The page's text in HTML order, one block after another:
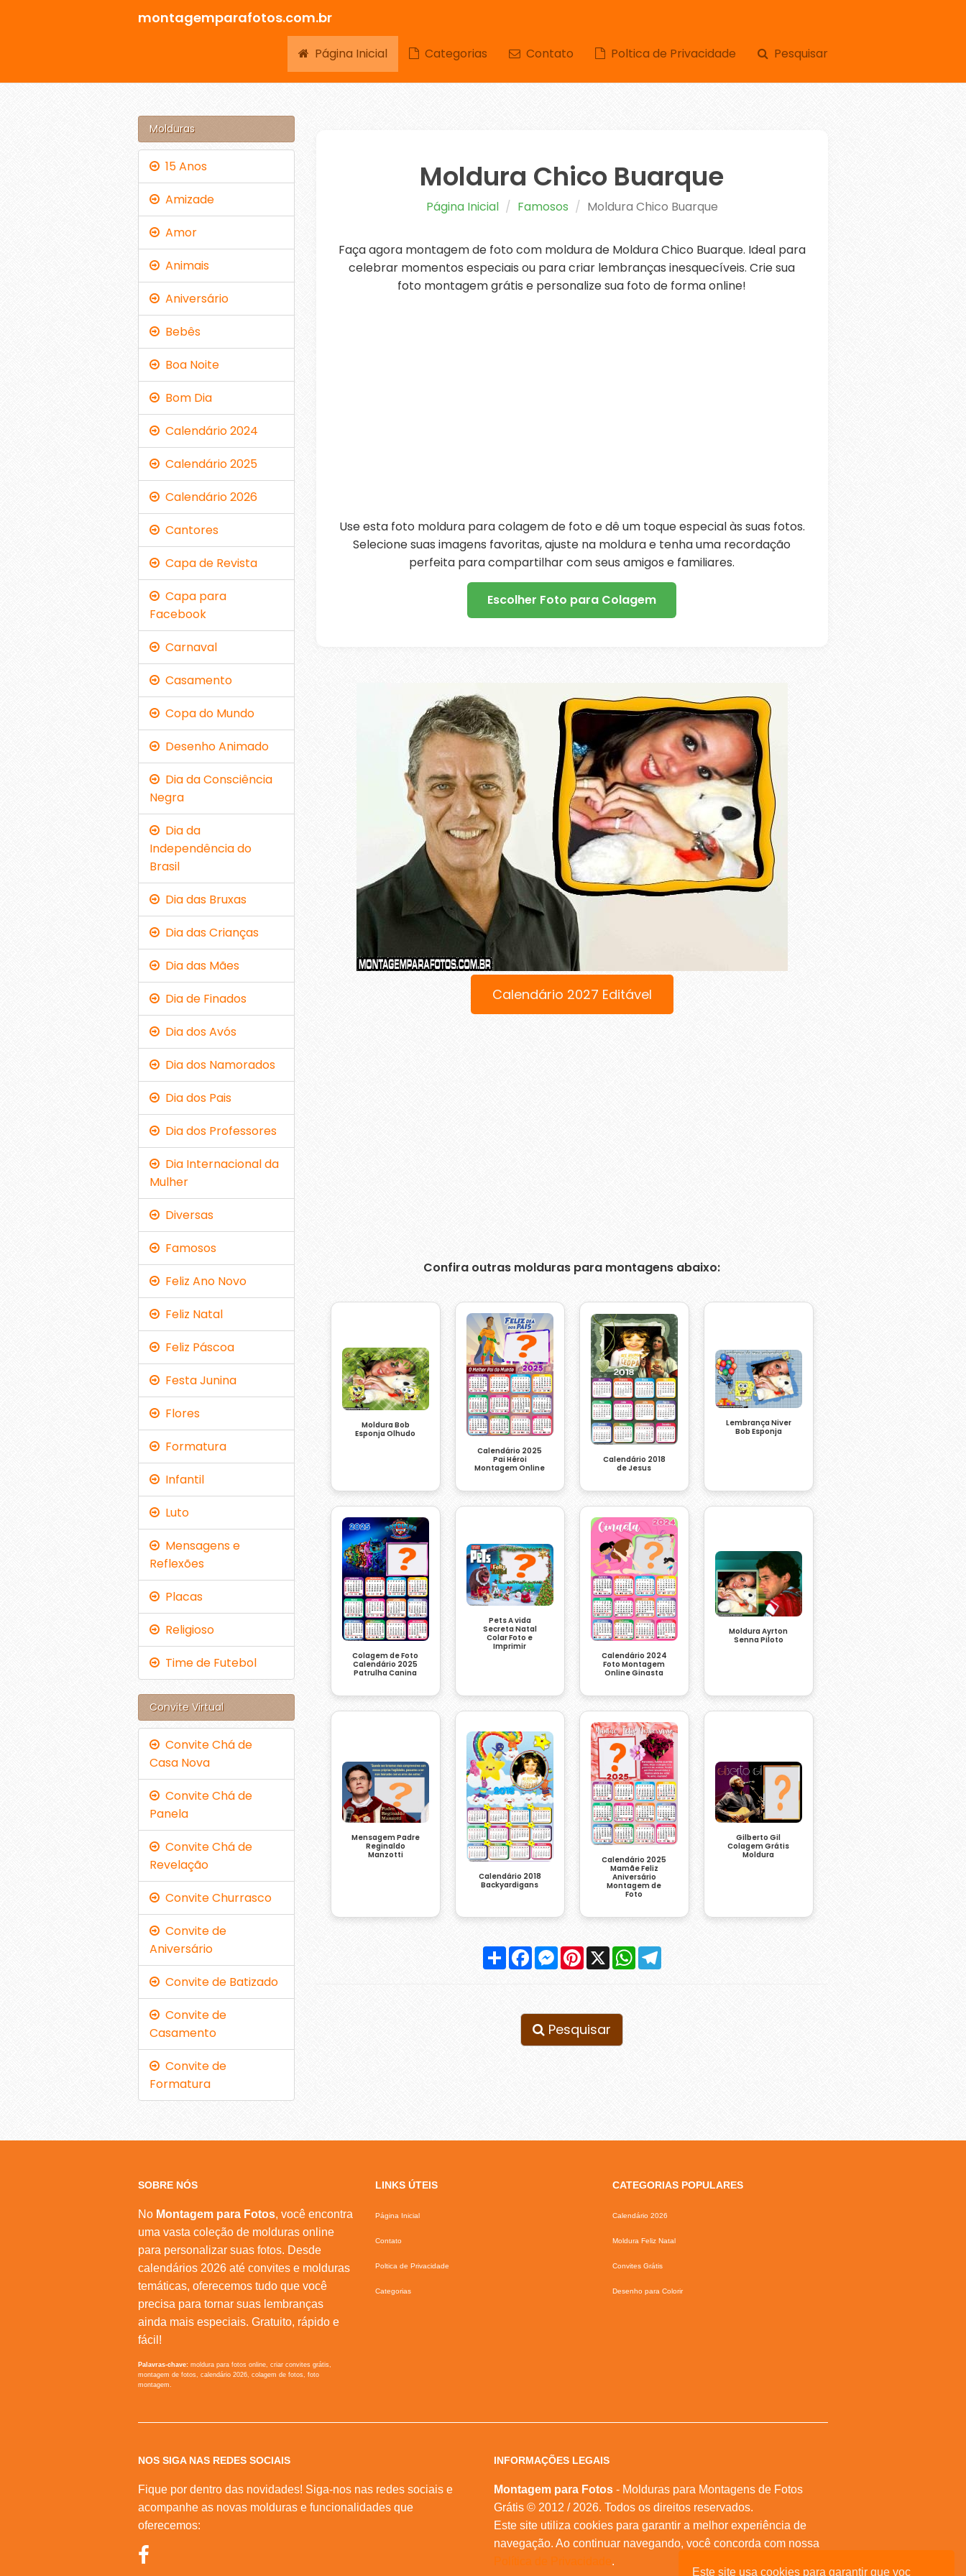
Este site usa cookies para garantir que voc
montagemparafotos.com.br
Página Inicial Categorias Contato Poltica de Privacidade Pesquisar
Moldura Chico Buarque
Página Inicial Famosos Moldura Chico Buarque
Faça agora montagem de foto com moldura de Moldura Chico Buarque. Ideal para
celebrar momentos especiais ou para criar lembranças inesquecíveis. Crie sua
foto montagem grátis e personalize sua foto de forma online!
Use esta foto moldura para colagem de foto e dê um toque especial às suas fotos.
Selecione suas imagens favoritas, ajuste na moldura e tenha uma recordação
perfeita para compartilhar com seus amigos e familiares.
Escolher Foto para Colagem
Calendário 2027 Editável
Confira outras molduras para montagens abaixo:
Moldura Bob
Esponja Olhudo
Calendário 2025
Pai Héroi
Montagem Online
Calendário 2018
de Jesus
Lembrança Niver
Bob Esponja
Colagem de Foto
Calendário 2025
Patrulha Canina
Pets A vida
Secreta Natal
Colar Foto e
Imprimir
Calendário 2024
Foto Montagem
Online Ginasta
Moldura Ayrton
Senna Piloto
Mensagem Padre
Reginaldo
Manzotti
Calendário 2018
Backyardigans
Calendário 2025
Mamãe Feliz
Aniversário
Montagem de
Foto
Gilberto Gil
Colagem Grátis
Moldura
Compartilhar
FacebookMessenger
Pinterest
X WhatsAppTelegram
Pesquisar
Molduras
15 Anos
Amizade
Amor
Animais
Aniversário
Bebês
Boa Noite
Bom Dia
Calendário 2024
Calendário 2025
Calendário 2026
Cantores
Capa de Revista
Capa para
Facebook
Carnaval
Casamento
Copa do Mundo
Desenho Animado
Dia da Consciência
Negra
Dia da
Independência do
Brasil
Dia das Bruxas
Dia das Crianças
Dia das Mães
Dia de Finados
Dia dos Avós
Dia dos Namorados
Dia dos Pais
Dia dos Professores
Dia Internacional da
Mulher
Diversas
Famosos
Feliz Ano Novo
Feliz Natal
Feliz Páscoa
Festa Junina
Flores
Formatura
Infantil
Luto
Mensagens e
Reflexões
Placas
Religioso
Time de Futebol
Convite Virtual
Convite Chá de
Casa Nova
Convite Chá de
Panela
Convite Chá de
Revelação
Convite Churrasco
Convite de
Aniversário
Convite de Batizado
Convite de
Casamento
Convite de
Formatura
SOBRE NÓS
No Montagem para Fotos, você encontra
uma vasta coleção de molduras online
para personalizar suas fotos. Desde
calendários 2026 até convites e molduras
temáticas, oferecemos tudo que você
precisa para tornar suas lembranças
ainda mais especiais. Gratuito, rápido e
fácil!
Palavras-chave: moldura para fotos online, criar convites grátis,
montagem de fotos, calendário 2026, colagem de fotos, foto
montagem.
LINKS ÚTEIS
Página Inicial
Contato
Poltica de Privacidade
Categorias
CATEGORIAS POPULARES
Calendário 2026
Moldura Feliz Natal
Convites Grátis
Desenho para Colorir
NOS SIGA NAS REDES SOCIAIS
Fique por dentro das novidades! Siga-nos nas redes sociais e
acompanhe as novas molduras e funcionalidades que
oferecemos:
INFORMAÇÕES LEGAIS
Montagem para Fotos - Molduras para Montagens de Fotos
Grátis © 2012 / 2026. Todos os direitos reservados.
Este site utiliza cookies para garantir a melhor experiência de
navegação. Ao continuar navegando, você concorda com nossa
Política de Privacidade.